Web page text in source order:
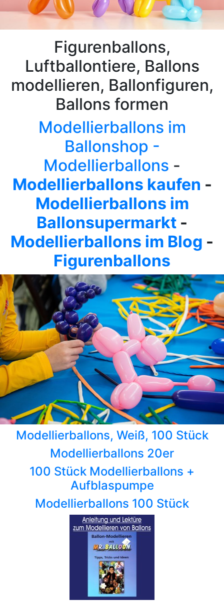
Figurenballons,
Luftballontiere, Ballons
modellieren, Ballonfiguren,
Ballons formen
Modellierballons im
Ballonshop -
Modellierballons -
Modellierballons kaufen -
Modellierballons im
Ballonsupermarkt -
Modellierballons im Blog -
Figurenballons
Modellierballons, Weiß, 100 Stück
Modellierballons 20er
100 Stück Modellierballons +
Aufblaspumpe
Modellierballons 100 Stück